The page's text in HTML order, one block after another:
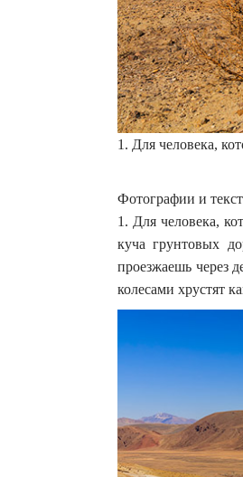
1. Для человека,
Фотографии и
1. Для человека,
куча грунтовых
проезжаешь через
колесами хрустят